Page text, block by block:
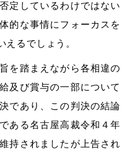
定しているわけではない
的な事情にフォーカスを
えるでしょう。
を踏まえながら各相違の
及び賞与の一部について
であり、この判決の結論
ある名古屋高裁令和４年
持されましたが上告され